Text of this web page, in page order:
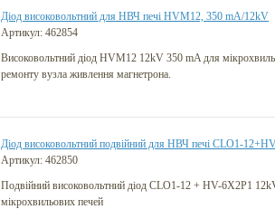
Діод високовольтний для НВЧ печі HVM12, 350 mA/12kV
Артикул: 462854
Високовольтний діод HVM12 12kV 350 mA для
ремонту вузла живлення магнетрона.
Діод високовольтний подвійний для НВЧ печі CLO1-
Артикул: 462850
Подвійний високовольтний діод CLO1-12 + HV-6X2P1
мікрохвильових печей